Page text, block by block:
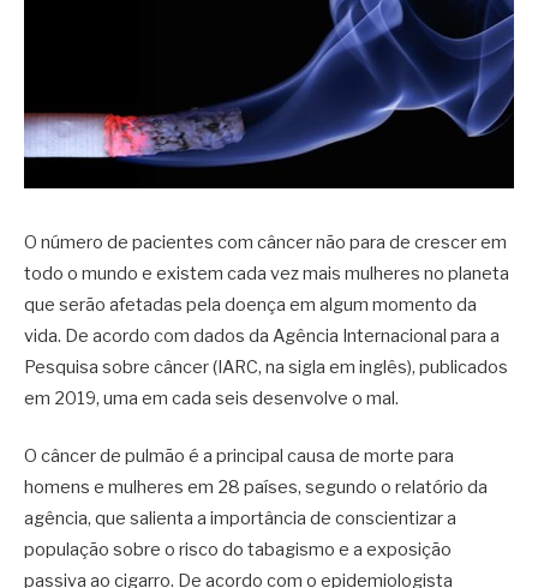
O número de pacientes com câncer não para de crescer em
todo o mundo e existem cada vez mais mulheres no planeta
que serão afetadas pela doença em algum momento da
vida. De acordo com dados da Agência Internacional para a
Pesquisa sobre câncer (IARC, na sigla em inglês), publicados
em 2019, uma em cada seis desenvolve o mal.
O câncer de pulmão é a principal causa de morte para
homens e mulheres em 28 países, segundo o relatório da
agência, que salienta a importância de conscientizar a
população sobre o risco do tabagismo e a exposição
passiva ao cigarro. De acordo com o epidemiologista